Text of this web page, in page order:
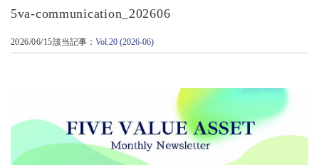
メンバー
採用情報
無料個別相談
お客さま本位の業務運営に関する取組方針
金融商品取引法に基づく表示
勧誘方針
5va-communication_202606
2026/06/15該当記事： Vol.20 (2026-06)